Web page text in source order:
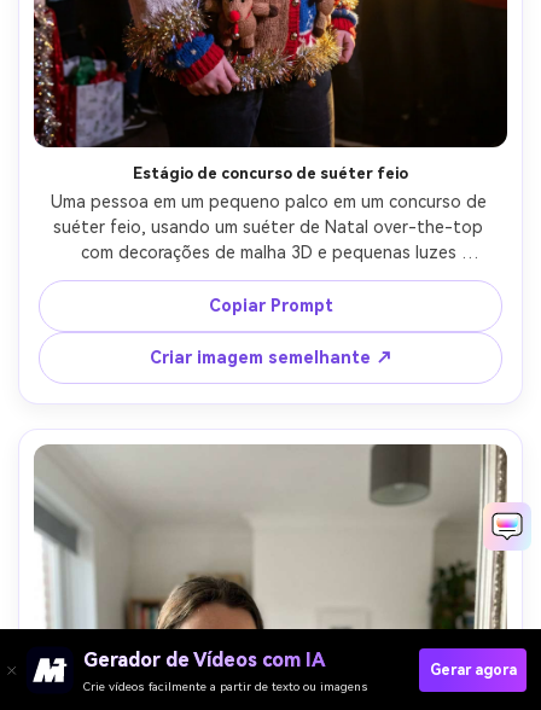
Estágio de concurso de suéter feio
Uma pessoa em um pequeno palco em um concurso de
suéter feio, usando um suéter de Natal over-the-top
com decorações de malha 3D e pequenas luzes
costuradas, multidão embaçada no fundo, luz chave do
holofote com preenchimento ambiente quente, tirado em
Nikon Z8 70-200mm, molduras dinâmicas e sinceras, malha
fotorealista e iluminação crível-AR 4:5
Copiar Prompt
Criar imagem semelhante ↗
Gerador de Vídeos com IA
Crie vídeos facilmente a partir de texto ou imagens
Gerar agora